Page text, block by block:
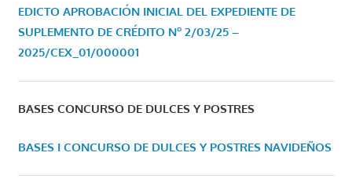
EDICTO APROBACIÓN INICIAL DEL EXPEDIENTE DE
SUPLEMENTO DE CRÉDITO Nº 2/03/25 –
2025/CEX_01/000001
BASES CONCURSO DE DULCES Y POSTRES
BASES I CONCURSO DE DULCES Y POSTRES NAVIDEÑOS